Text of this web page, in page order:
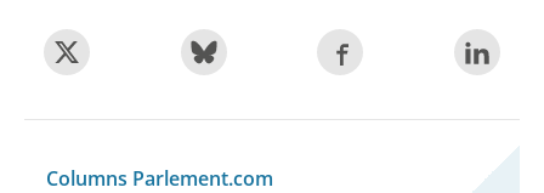
Columns Parlement.com